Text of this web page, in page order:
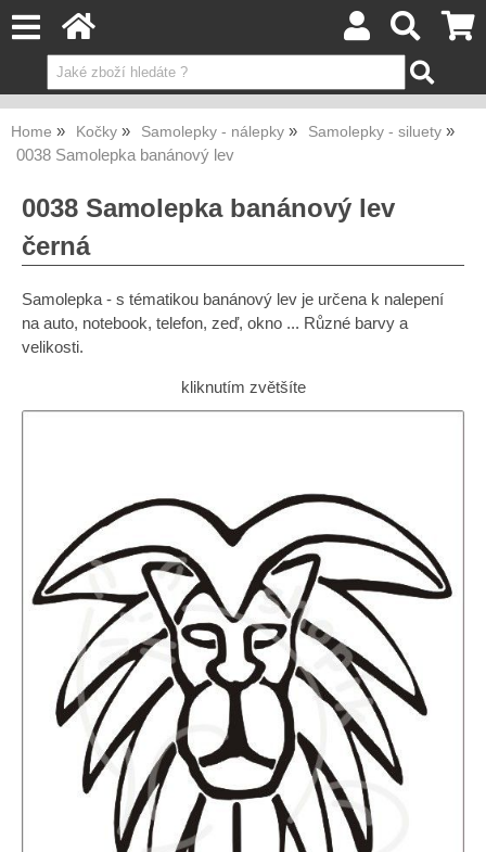
Home Kočky Samolepky - nálepky Samolepky - siluety
0038 Samolepka banánový lev
0038 Samolepka banánový lev
černá
Samolepka - s tématikou banánový lev je určena k nalepení
na auto, notebook, telefon, zeď, okno ... Různé barvy a
velikosti.
kliknutím zvětšíte